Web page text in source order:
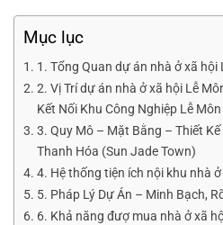
Mục lục
1. Tổng Quan dự án nhà ở xã hội
2. Vị Trí dự án nhà ở xã hội Lễ
Kết Nối Khu Công Nghiệp Lễ Môn
3. Quy Mô – Mặt Bằng – Thiết
Thanh Hóa (Sun Jade Town)
4. Hệ thống tiện ích nội khu nhà
5. Pháp Lý Dự Án – Minh Bạch,
6. Khả năng đượ mua nhà ở xã